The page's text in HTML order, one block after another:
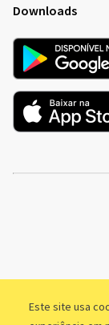
Este site usa
Downloads